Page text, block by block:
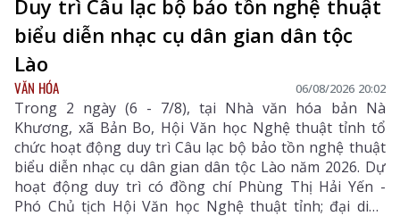
Duy trì Câu lạc bộ bảo tồn nghệ thuật
biểu diễn nhạc cụ dân gian dân tộc
Lào
VĂN HÓA 06/08/2026 20:02
Trong 2 ngày (6 - 7/8), tại Nhà văn hóa bản Nà
Khương, xã Bản Bo, Hội Văn học Nghệ thuật tỉnh tổ
chức hoạt động duy trì Câu lạc bộ bảo tồn nghệ thuật
biểu diễn nhạc cụ dân gian dân tộc Lào năm 2026. Dự
hoạt động duy trì có đồng chí Phùng Thị Hải Yến -
Phó Chủ tịch Hội Văn học Nghệ thuật tỉnh; đại diện